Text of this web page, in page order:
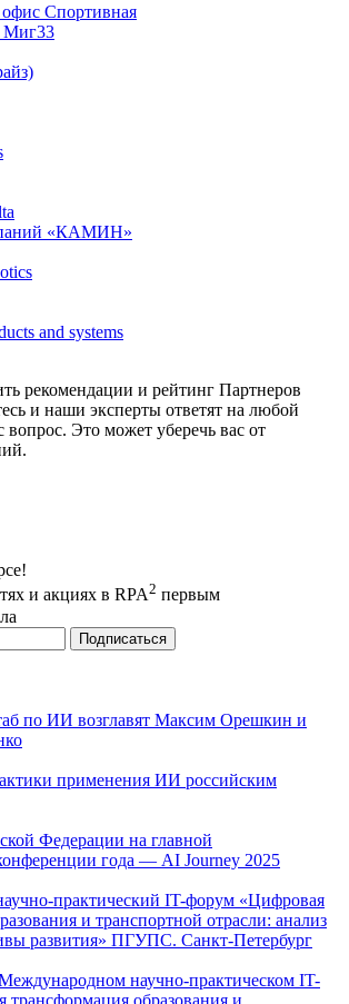
Спортивная
Миг33
«КАМИН»
and systems
рекомендации и рейтинг Партнеров
и наши эксперты ответят на любой
Это может уберечь вас от
и акциях в RPA2 первым
по ИИ возглавят Максим Орешкин и
применения ИИ российским
Федерации на главной
года — AI Journey 2025
практический IT-форум «Цифровая
и транспортной отрасли: анализ
развития» ПГУПС. Санкт-Петербург
научно-практическом IT-